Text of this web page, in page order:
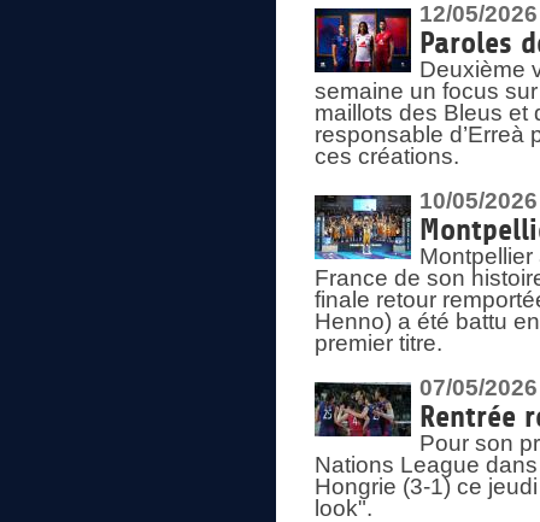
12/05/2026
Paroles
Deuxième
semaine un focus
maillots des Bleus et
responsable d’Erreà
ces créations.
10/05/2026
France de son
finale retour
Henno) a été battu
premier titre.
07/05/2026
Rentrée
Pour son
Nations League
Hongrie (3-1) ce
look".